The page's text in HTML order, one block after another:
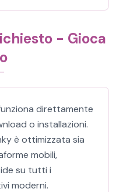
- Gioca
direttamente
o installazioni.
è ottimizzata sia
mobili,
su tutti i
moderni.